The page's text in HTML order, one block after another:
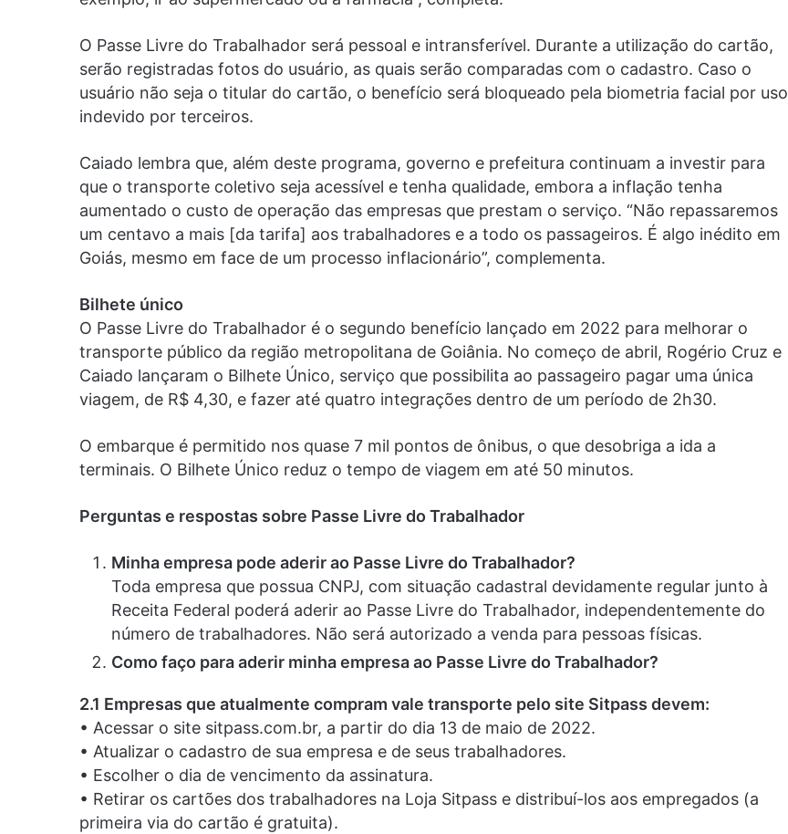
O Passe Livre do Trabalhador será pessoal e intransferível. Durante a utilização do cartão,
serão registradas fotos do usuário, as quais serão comparadas com o cadastro. Caso o
usuário não seja o titular do cartão, o benefício será bloqueado pela biometria facial por uso
indevido por terceiros.
Caiado lembra que, além deste programa, governo e prefeitura continuam a investir para
que o transporte coletivo seja acessível e tenha qualidade, embora a inflação tenha
aumentado o custo de operação das empresas que prestam o serviço. “Não repassaremos
um centavo a mais [da tarifa] aos trabalhadores e a todo os passageiros. É algo inédito em
Goiás, mesmo em face de um processo inflacionário”, complementa.
Bilhete único
O Passe Livre do Trabalhador é o segundo benefício lançado em 2022 para melhorar o
transporte público da região metropolitana de Goiânia. No começo de abril, Rogério Cruz e
Caiado lançaram o Bilhete Único, serviço que possibilita ao passageiro pagar uma única
viagem, de R$ 4,30, e fazer até quatro integrações dentro de um período de 2h30.
O embarque é permitido nos quase 7 mil pontos de ônibus, o que desobriga a ida a
terminais. O Bilhete Único reduz o tempo de viagem em até 50 minutos.
Perguntas e respostas sobre Passe Livre do Trabalhador
Minha empresa pode aderir ao Passe Livre do Trabalhador?
Toda empresa que possua CNPJ, com situação cadastral devidamente regular junto à
Receita Federal poderá aderir ao Passe Livre do Trabalhador, independentemente do
número de trabalhadores. Não será autorizado a venda para pessoas físicas.
Como faço para aderir minha empresa ao Passe Livre do Trabalhador?
2.1 Empresas que atualmente compram vale transporte pelo site Sitpass devem:
• Acessar o site sitpass.com.br, a partir do dia 13 de maio de 2022.
• Atualizar o cadastro de sua empresa e de seus trabalhadores.
• Escolher o dia de vencimento da assinatura.
• Retirar os cartões dos trabalhadores na Loja Sitpass e distribuí-los aos empregados (a
primeira via do cartão é gratuita).